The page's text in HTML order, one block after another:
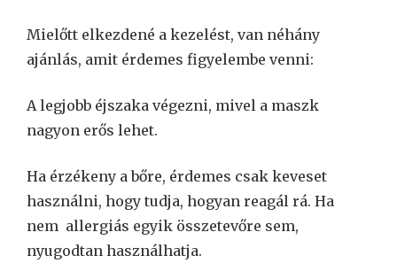
Mielőtt elkezdené a kezelést, van néhány
ajánlás, amit érdemes figyelembe venni:
A legjobb éjszaka végezni, mivel a maszk
nagyon erős lehet.
Ha érzékeny a bőre, érdemes csak keveset
használni, hogy tudja, hogyan reagál rá. Ha
nem allergiás egyik összetevőre sem,
nyugodtan használhatja.